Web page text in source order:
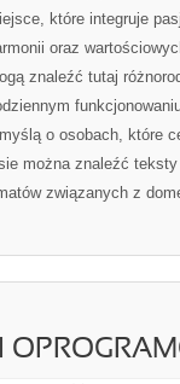
które integruje
oraz
znaleźć tutaj
o osobach, które
można znaleźć
związanych z